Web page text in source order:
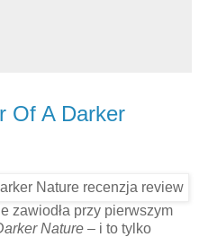
Of A Darker
zawiodła przy pierwszym
Nature – i to tylko